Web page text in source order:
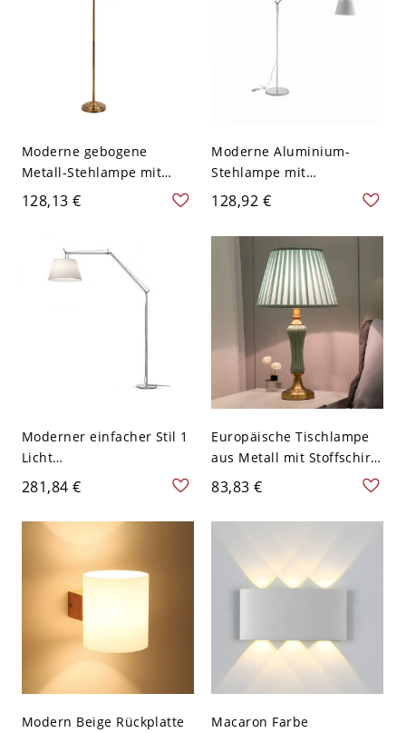
Moderne gebogene
Metall-Stehlampe mit
Stoffschirm und
goldenem Lampenkörper
128,13 €
Moderne Aluminium-
Stehlampe mit
Stoffschirm und
Schwenkarm in Silber für
Wohnzimmer - 110V-120V
128,92 €
Moderner einfacher Stil 1
Licht
LED/Glühlampe/Leuchtsto
fflampe Schwenkarm
Stehlampe mit weißem
Höhe, Fußschalter, 110V-
120V, 76" (193,04cm)
281,84 €
Europäische Tischlampe
aus Metall mit Stoffschirm
für das Bett - 110V-120V
Dunkel Grün
83,83 €
Modern Beige Rückplatte
Macaron Farbe